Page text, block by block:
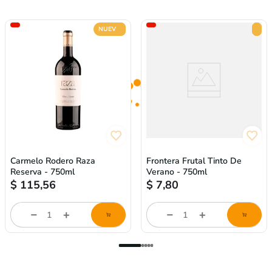
NUEVO
Carmelo Rodero Raza
Reserva - 750ml
$ 115,56
Cantidad
producto
Frontera Frutal Tinto De
Verano - 750ml
$ 7,80
Cantidad
producto